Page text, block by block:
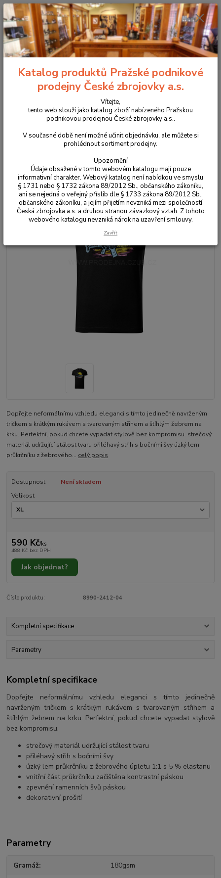
Menu
Hledat
+420 225 375 800
Propagační předměty a oděvy CZUB Oděvy CZUB
CZ Bren 3 pánské 2025
Triko CZUB s CZ Bren 3 pánské
Dopřejte neformálnímu vzhledu eleganci s tímto jedinečně navrženým
tričkem s krátkým rukávem s tvarovaným střihem a štíhlým žebrem na
krku. Perfektní, pokud chcete vypadat stylově bez kompromisu. strečový
materiál udržující stálost tvaru přiléhavý střih s bočními švy úzký lem
průkrčníku z žebrového... celý popis
Dostupnost
Není skladem
Velikost
590 Kč/ks
488 Kč bez DPH
Jak objednat?
Číslo produktu: 8990-2412-04
Kompletní specifikace
Parametry
Kompletní specifikace
Dopřejte neformálnímu vzhledu eleganci s tímto jedinečně
navrženým tričkem s krátkým rukávem s tvarovaným střihem a
štíhlým žebrem na krku. Perfektní, pokud chcete vypadat stylově
bez kompromisu.
strečový materiál udržující stálost tvaru
přiléhavý střih s bočními švy
úzký lem průkrčníku z žebrového úpletu 1:1 s 5 % elastanu
vnitřní část průkrčníku začištěna kontrastní páskou
zpevnění ramenních švů páskou
dekorativní prošití
Parametry
Gramáž 180gsm
Katalog produktů Pražské podnikové
prodejny České zbrojovky a.s.
Vítejte,
tento web slouží jako katalog zboží nabízeného Pražskou
podnikovou prodejnou České zbrojovky a.s..
V současné době není možné učinit objednávku, ale můžete si
prohlédnout sortiment prodejny.
Upozornění
Údaje obsažené v tomto webovém katalogu mají pouze
informativní charakter. Webový katalog není nabídkou ve smyslu
§ 1731 nebo § 1732 zákona 89/2012 Sb., občanského zákoníku,
ani se nejedná o veřejný příslib dle § 1733 zákona 89/2012 Sb.,
občanského zákoníku, a jejím přijetím nevzniká mezi společností
Česká zbrojovka a.s. a druhou stranou závazkový vztah. Z tohoto
webového katalogu nevzniká nárok na uzavření smlouvy.
Zavřít